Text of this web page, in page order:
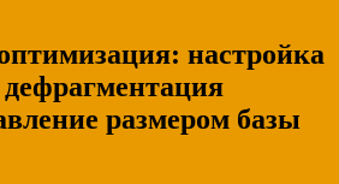
настройка
размером базы